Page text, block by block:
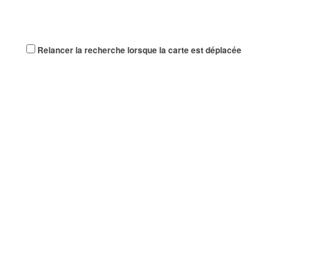
Relancer la recherche lorsque la carte est déplacée